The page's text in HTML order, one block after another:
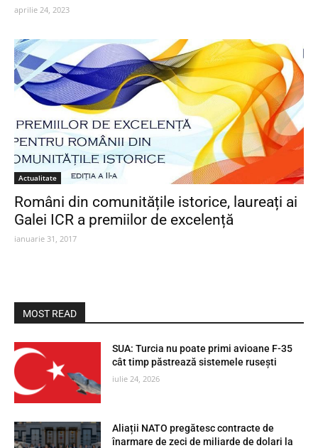
aprilie 24, 2023
Actualitate
Români din comunitățile istorice, laureați ai
Galei ICR a premiilor de excelență
ianuarie 31, 2017
MOST READ
SUA: Turcia nu poate primi avioane F-35
cât timp păstrează sistemele rusești
iulie 24, 2026
Aliații NATO pregătesc contracte de
înarmare de zeci de miliarde de dolari la